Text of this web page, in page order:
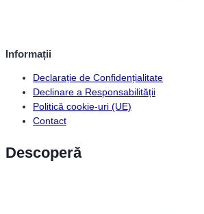
Informații
Declarație de Confidențialitate
Declinare a Responsabilității
Politică cookie-uri (UE)
Contact
Descoperă